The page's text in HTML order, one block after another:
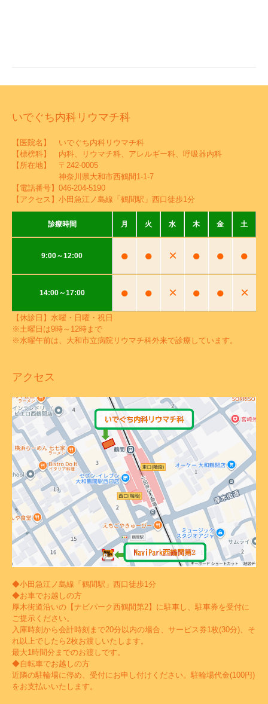
いでぐち内科リウマチ科
【医院名】 いでぐち内科リウマチ科
【標榜科】 内科、リウマチ科、アレルギー科、呼吸器内科
【所在地】 〒242-0005
神奈川県大和市西鶴間1-1-7
【電話番号】 046-204-5190
【アクセス】小田急江ノ島線「鶴間駅」西口徒歩1分
診療時間 月 火 水 木 金 土
9:00～12:00 ● ● × ● ● ●
14:00～17:00 ● ● × ● ● ×
【休診日】水曜・日曜・祝日
※土曜日は9時～12時まで
※水曜午前は、大和市立病院リウマチ科外来で診療しています。
アクセス
◆小田急江ノ島線「鶴間駅」西口徒歩1分
◆お車でお越しの方
厚木街道沿いの【ナビパーク西鶴間第2】に駐車し、駐車券を受付に
ご提示ください。
入庫時刻から会計時刻まで20分以内の場合、サービス券1枚(30分)、そ
れ以上でしたら2枚お渡しいたします。
最大1時間分までのお渡しです。
◆自転車でお越しの方
近隣の駐輪場に停め、受付にお申し付けください。駐輪場代金(100円)
をお支払いいたします。